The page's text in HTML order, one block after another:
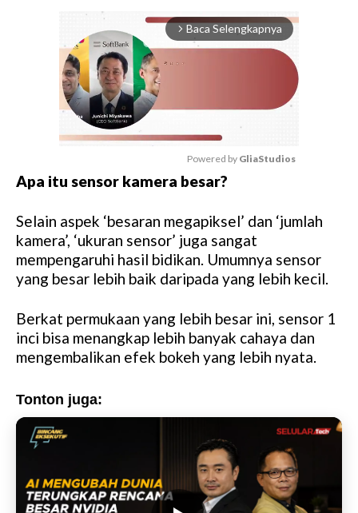
arrow_forward_ios Baca Selengkapnya
e
Powered by GliaStudios
Apa itu sensor kamera besar?
Selain aspek ‘besaran megapiksel’ dan ‘jumlah
kamera’, ‘ukuran sensor’ juga sangat
mempengaruhi hasil bidikan. Umumnya sensor
yang besar lebih baik daripada yang lebih kecil.
Berkat permukaan yang lebih besar ini, sensor 1
inci bisa menangkap lebih banyak cahaya dan
mengembalikan efek bokeh yang lebih nyata.
Tonton juga: